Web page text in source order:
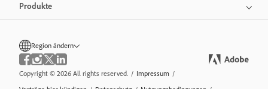
Produkte
Region ändern
Copyright © 2026 All rights reserved. / Impressum /